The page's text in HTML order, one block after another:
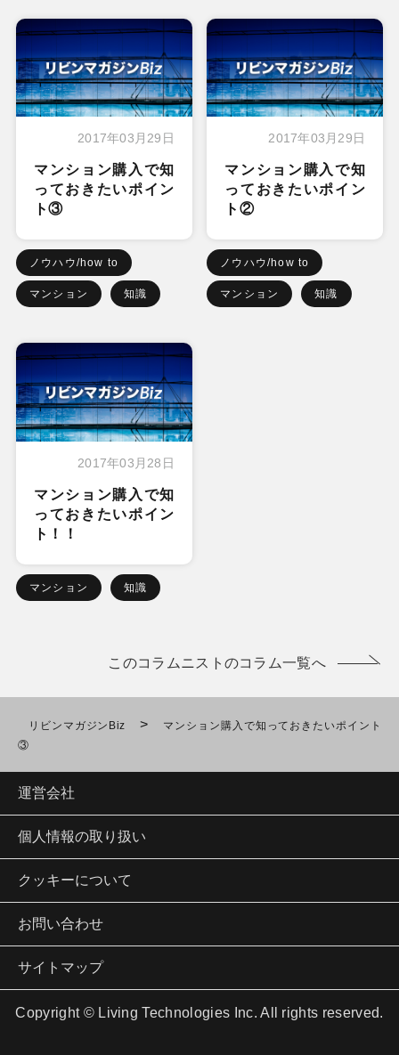
2017年03月29日
マンション購入で知
っておきたいポイン
ト③
ノウハウ/how to
マンション 知識
2017年03月29日
マンション購入で知
っておきたいポイン
ト②
ノウハウ/how to
マンション 知識
2017年03月28日
マンション購入で知
っておきたいポイン
ト！！
マンション 知識
このコラムニストのコラム一覧へ
リビンマガジンBiz >
マンション購入で知っておきたいポイント
③
運営会社
個人情報の取り扱い
クッキーについて
お問い合わせ
サイトマップ
Copyright © Living Technologies Inc. All rights reserved.